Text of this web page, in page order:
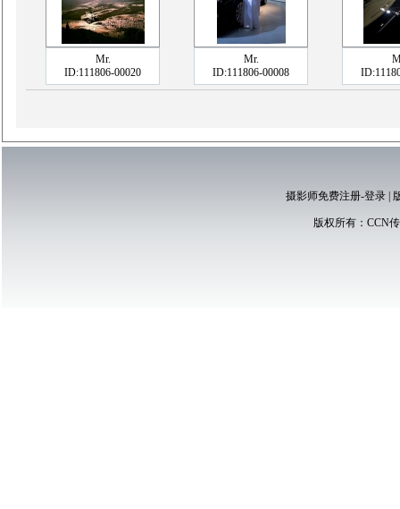
Mr.
ID:111806-00020
Mr.
ID:111806-00008
摄影师免费注册-登录|
版权所有： CCN